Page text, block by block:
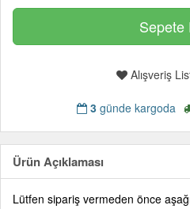
Alışveriş
3 günde kargoda
Ürün Açıklaması
Lütfen sipariş vermeden önce